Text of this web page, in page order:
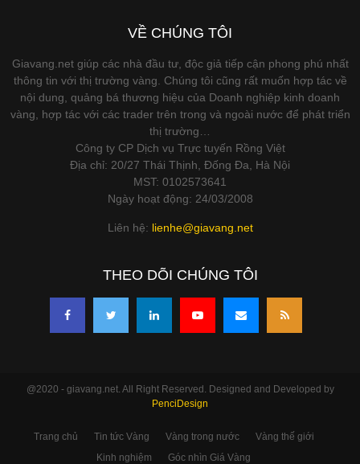
VỀ CHÚNG TÔI
Giavang.net giúp các nhà đầu tư, độc giả tiếp cận phong phú nhất
thông tin với thị trường vàng. Chúng tôi cũng rất muốn hợp tác về
nội dung, quảng bá thương hiệu của Doanh nghiệp kinh doanh
vàng, hợp tác với các trader trên trong và ngoài nước để phát triển
thị trường…
Công ty CP Dịch vụ Trực tuyến Rồng Việt
Địa chỉ: 20/27 Thái Thịnh, Đống Đa, Hà Nội
MST: 0102573641
Ngày hoạt động: 24/03/2008
Liên hệ: lienhe@giavang.net
THEO DÕI CHÚNG TÔI
@2020 - giavang.net. All Right Reserved. Designed and Developed by
PenciDesign
Trang chủ Tin tức Vàng Vàng trong nước
Vàng thế giới
Kinh nghiệm
Góc nhìn Giá Vàng